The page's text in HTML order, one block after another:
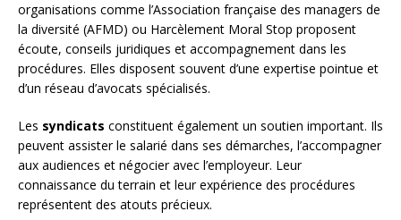
organisations comme l’Association française des managers de
la diversité (AFMD) ou Harcèlement Moral Stop proposent
écoute, conseils juridiques et accompagnement dans les
procédures. Elles disposent souvent d’une expertise pointue et
d’un réseau d’avocats spécialisés.
Les syndicats constituent également un soutien important. Ils
peuvent assister le salarié dans ses démarches, l’accompagner
aux audiences et négocier avec l’employeur. Leur
connaissance du terrain et leur expérience des procédures
représentent des atouts précieux.